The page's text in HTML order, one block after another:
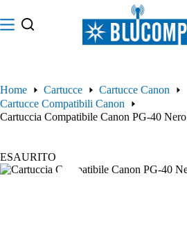
al
contenuto
Home Cartucce
Cartucce Canon
Cartucce Compatibili Canon
Cartuccia Compatibile Canon PG-40 Nero
ESAURITO